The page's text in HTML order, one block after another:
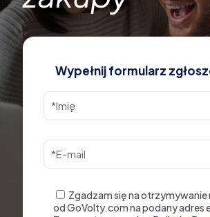
Wypełnij formularz
Zgadzam się na
od GoVolty.com na podany adres